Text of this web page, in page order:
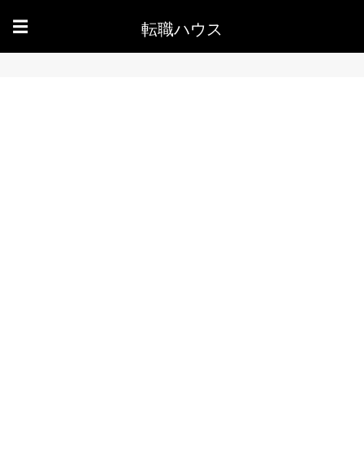
☰ 転職ハウス